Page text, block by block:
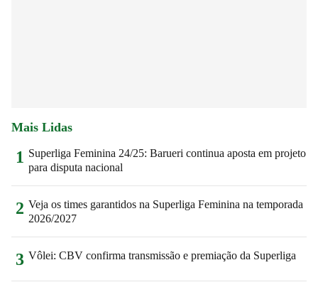
Mais Lidas
1 Superliga Feminina 24/25: Barueri continua aposta em projeto
para disputa nacional
2 Veja os times garantidos na Superliga Feminina na temporada
2026/2027
3 Vôlei: CBV confirma transmissão e premiação da Superliga